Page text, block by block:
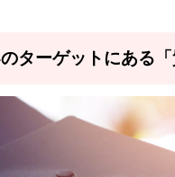
ターゲットにある